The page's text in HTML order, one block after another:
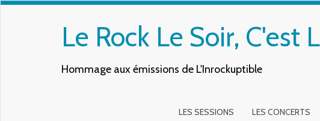
Le Rock Le Soir, C'est
Hommage aux émissions de L'Inrockuptible
LES SESSIONS LES CONCERTS